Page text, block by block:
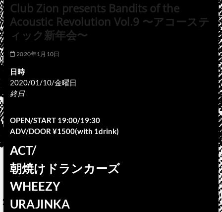
Club Zion presents Bandits of the
Acoustic Revolution Vol.9 〜アコーステ
ィック新年会〜
2020年1月10日
日時
2020/01/10/金曜日
終日
OPEN/START 19:00/19:30
ADV/DOOR ¥1500(with 1drink)
ACT/
朝焼けドランカーズ
WHEEZY
URAJINKA